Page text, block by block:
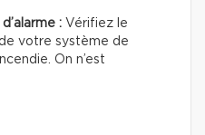
: Vérifiez le
votre système de
On n’est